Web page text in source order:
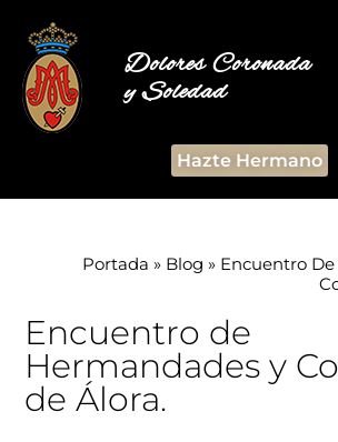
Dolores Coronada
y Soledad
Hazte Hermano
Portada » Blog » Encuentro
Encuentro de
Hermandades y
de Álora.